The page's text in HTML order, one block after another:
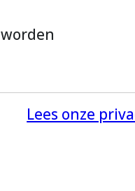
Lees onze